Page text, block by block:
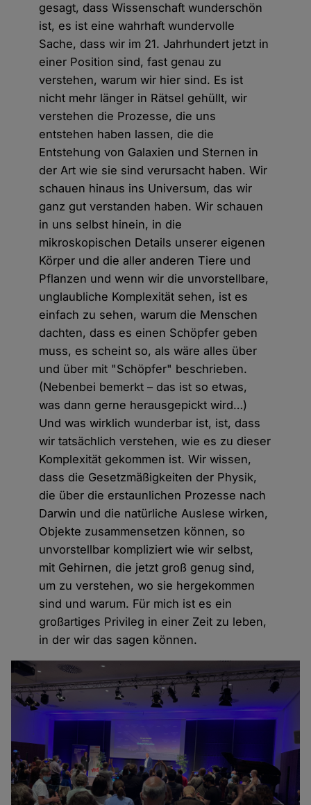
gesagt, dass Wissenschaft wunderschön
ist, es ist eine wahrhaft wundervolle
Sache, dass wir im 21. Jahrhundert jetzt in
einer Position sind, fast genau zu
verstehen, warum wir hier sind. Es ist
nicht mehr länger in Rätsel gehüllt, wir
verstehen die Prozesse, die uns
entstehen haben lassen, die die
Entstehung von Galaxien und Sternen in
der Art wie sie sind verursacht haben. Wir
schauen hinaus ins Universum, das wir
ganz gut verstanden haben. Wir schauen
in uns selbst hinein, in die
mikroskopischen Details unserer eigenen
Körper und die aller anderen Tiere und
Pflanzen und wenn wir die unvorstellbare,
unglaubliche Komplexität sehen, ist es
einfach zu sehen, warum die Menschen
dachten, dass es einen Schöpfer geben
muss, es scheint so, als wäre alles über
und über mit "Schöpfer" beschrieben.
(Nebenbei bemerkt – das ist so etwas,
was dann gerne herausgepickt wird…)
Und was wirklich wunderbar ist, ist, dass
wir tatsächlich verstehen, wie es zu dieser
Komplexität gekommen ist. Wir wissen,
dass die Gesetzmäßigkeiten der Physik,
die über die erstaunlichen Prozesse nach
Darwin und die natürliche Auslese wirken,
Objekte zusammensetzen können, so
unvorstellbar kompliziert wie wir selbst,
mit Gehirnen, die jetzt groß genug sind,
um zu verstehen, wo sie hergekommen
sind und warum. Für mich ist es ein
großartiges Privileg in einer Zeit zu leben,
in der wir das sagen können.